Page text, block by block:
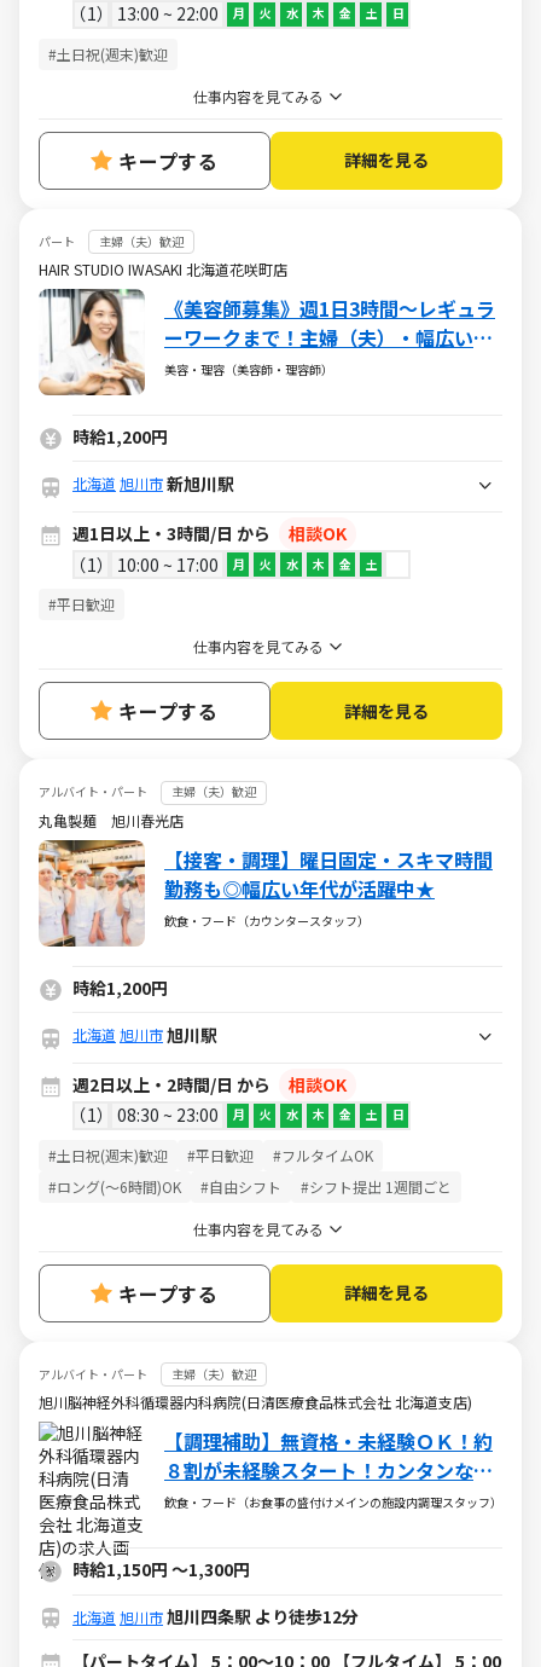
1
13:00 ~ 22:00 月 火 水 木 金 土 日
#土日祝(週末)歓迎
仕事内容を見てみる
キープする 詳細を見る
パート 主婦（夫）歓迎
HAIR STUDIO IWASAKI 北海道花咲町店
《美容師募集》週1日3時間～レギュラ
ーワークまで！主婦（夫）・幅広い年
代が活躍しています
美容・理容（美容師・理容師）
時給1,200円
北海道 旭川市新旭川駅
週1日以上・3時間/日 から
相談OK
1
10:00 ~ 17:00 月 火 水 木 金 土
#平日歓迎
仕事内容を見てみる
キープする 詳細を見る
アルバイト・パート 主婦（夫）歓迎
丸亀製麺 旭川春光店
【接客・調理】曜日固定・スキマ時間
勤務も◎幅広い年代が活躍中★
飲食・フード（カウンタースタッフ）
時給1,200円
北海道 旭川市旭川駅
週2日以上・2時間/日 から
相談OK
1
08:30 ~ 23:00 月 火 水 木 金 土 日
#土日祝(週末)歓迎 #平日歓迎
#フルタイムOK
#ロング(～6時間)OK
#自由シフト #シフト提出 1週間ごと
仕事内容を見てみる
キープする 詳細を見る
アルバイト・パート 主婦（夫）歓迎
旭川脳神経外科循環器内科病院(日清医療食品株式会社 北海道支店)
【調理補助】無資格・未経験ＯＫ！約
８割が未経験スタート！カンタンな盛
付・配下膳・洗浄など
飲食・フード（お食事の盛付けメインの施設内調理スタッフ）
時給1,150円 ～1,300円
北海道 旭川市旭川四条駅 より徒歩12分
【パートタイム】 5：00～10：00 【フルタイム】 5：00